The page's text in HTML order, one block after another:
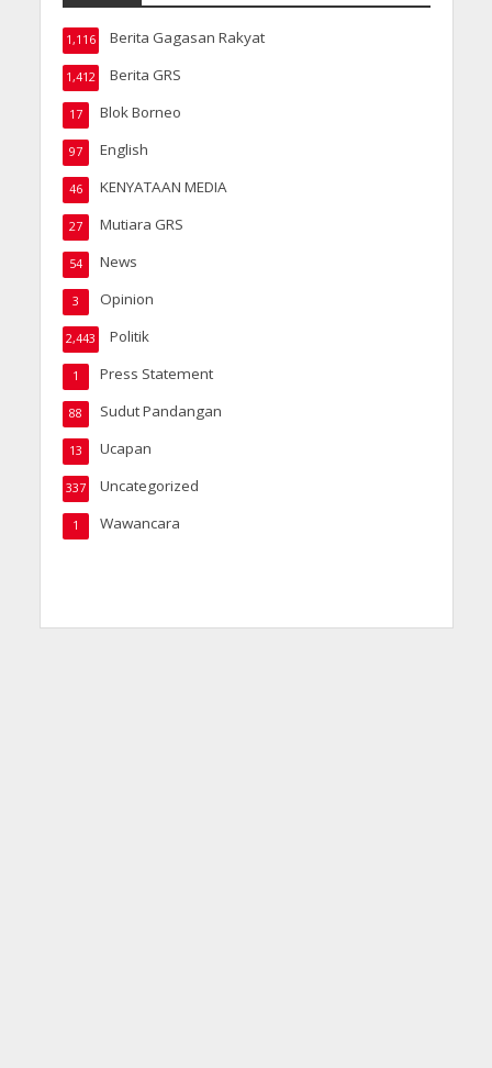
Berita Gagasan Rakyat
1,116
Berita GRS
1,412
Blok Borneo
17
English
97
KENYATAAN MEDIA
46
Mutiara GRS
27
News
54
Opinion
3
Politik
2,443
Press Statement
1
Sudut Pandangan
88
Ucapan
13
Uncategorized
337
Wawancara
1